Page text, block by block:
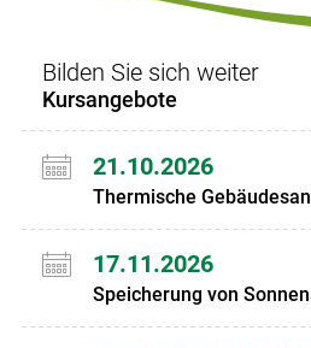
Bilden Sie sich weiter
Kursangebote
21.10.2026
Thermische
17.11.2026
Speicherung von